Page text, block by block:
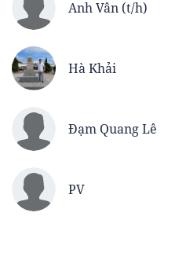
Anh Vân (t/h)
Hà Khải
Đạm Quang Lê
PV